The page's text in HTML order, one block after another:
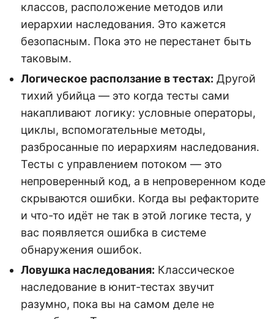
классов, расположение методов или
иерархии наследования. Это кажется
безопасным. Пока это не перестанет быть
таковым.
Логическое расползание в тестах: Другой
тихий убийца — это когда тесты сами
накапливают логику: условные операторы,
циклы, вспомогательные методы,
разбросанные по иерархиям наследования.
Тесты с управлением потоком — это
непроверенный код, а в непроверенном коде
скрываются ошибки. Когда вы рефакторите
и что-то идёт не так в этой логике теста, у
вас появляется ошибка в системе
обнаружения ошибок.
Ловушка наследования: Классическое
наследование в юнит-тестах звучит
разумно, пока вы на самом деле не